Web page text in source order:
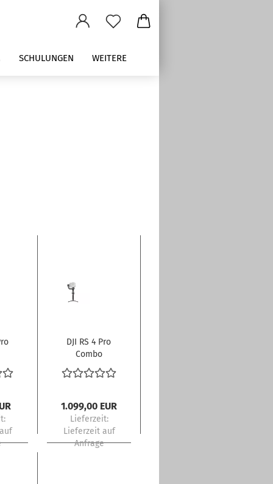
SCHULUNGEN WEITERE
DJI RS 4 Pro
Combo
1.099,00 EUR
Lieferzeit:
Lieferzeit auf
Anfrage